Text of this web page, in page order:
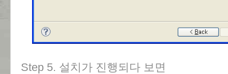
Step 5. 설치가 진행되다 보면